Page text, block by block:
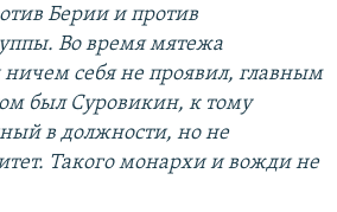
Берии и против
Во время мятежа
себя не проявил, главным
был Суровикин, к тому
в должности, но не
Такого монархи и вожди не